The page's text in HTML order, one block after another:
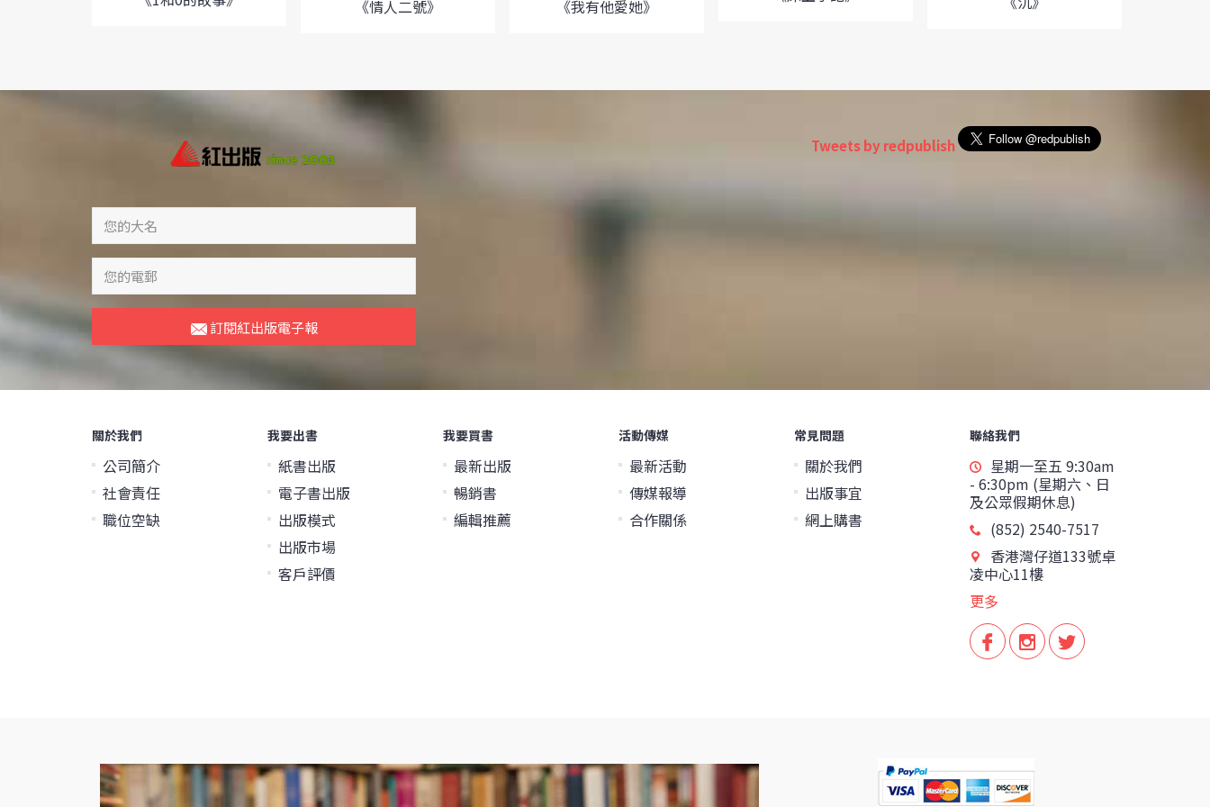
《情人二號》 《我有他愛她》
訂閱紅出版電子報
Tweets by redpublish
關於我們
公司簡介
社會責任
職位空缺
我要出書
紙書出版
電子書出版
出版模式
出版市場
客戶評價
我要買書
最新出版
暢銷書
編輯推薦
活動傳媒
最新活動
傳媒報導
合作關係
常見問題
關於我們
出版事宜
網上購書
聯絡我們
星期一至五 9:30am
- 6:30pm (星期六、日
及公眾假期休息)
(852) 2540-7517
香港灣仔道133號卓
凌中心11樓
更多